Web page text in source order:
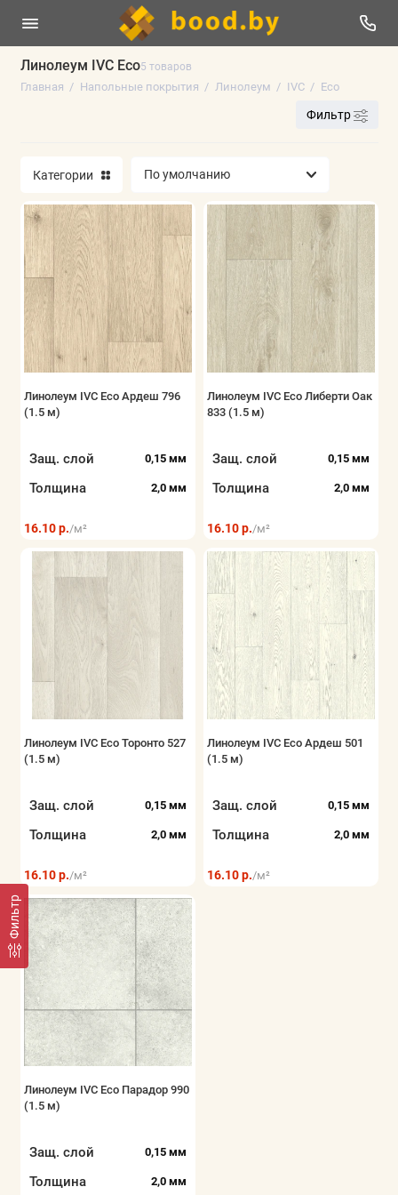
Линолеум IVC Eco5 товаров
Главная Напольные покрытия Линолеум IVC Eco
Фильтр
Ламинат
Виниловые полы
Паркетная доска
Ковролин
Искусственная трава
Аксессуары
Показать все
Фильтр
Категории
Линолеум IVC Eco Ардеш 796
(1.5 м)
Защ. слой 0,15 мм
Толщина 2,0 мм
16.10 р./м²
Линолеум IVC Eco Либерти Оак
833 (1.5 м)
Защ. слой 0,15 мм
Толщина 2,0 мм
16.10 р./м²
Линолеум IVC Eco Торонто 527
(1.5 м)
Защ. слой 0,15 мм
Толщина 2,0 мм
16.10 р./м²
Линолеум IVC Eco Ардеш 501
(1.5 м)
Защ. слой 0,15 мм
Толщина 2,0 мм
16.10 р./м²
Линолеум IVC Eco Парадор 990
(1.5 м)
Защ. слой 0,15 мм
Толщина 2,0 мм